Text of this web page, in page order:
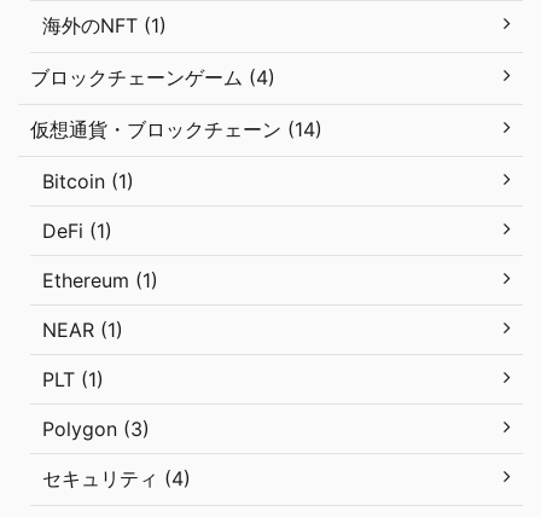
海外のNFT (1)
ブロックチェーンゲーム (4)
仮想通貨・ブロックチェーン (14)
Bitcoin (1)
DeFi (1)
Ethereum (1)
NEAR (1)
PLT (1)
Polygon (3)
セキュリティ (4)